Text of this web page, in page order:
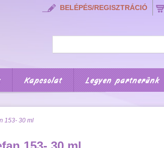
BELÉPÉS/REGISZTRÁCIÓ
Kapcsolat Legyen partnerünk
153- 30 ml